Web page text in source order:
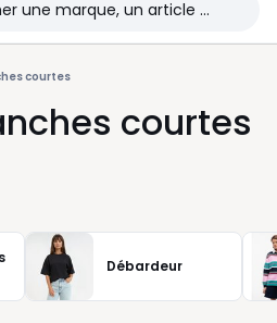
courtes
courtes
Débardeur